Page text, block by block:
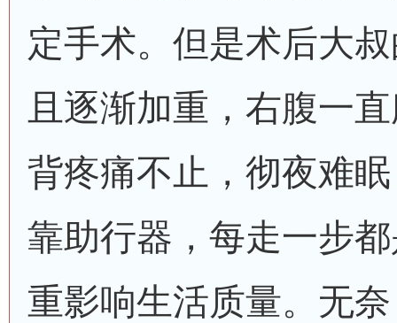
定手术。但是术后大
且逐渐加重，右腹一
背疼痛不止，彻夜难
靠助行器，每走一步
重影响生活质量。无